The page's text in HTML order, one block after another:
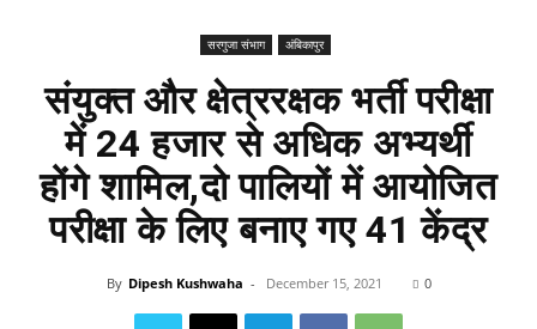
सरगुजा संभाग अंबिकापुर
संयुक्त और क्षेत्ररक्षक भर्ती परीक्षा
में 24 हजार से अधिक अभ्यर्थी
होंगे शामिल,दो पालियों में आयोजित
परीक्षा के लिए बनाए गए 41 केंद्र
By Dipesh Kushwaha - December 15, 2021 0